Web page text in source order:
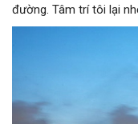
đường. Tâm trí tôi lại
ánh sáng vẫn còn chút
chút háo hức mong
tưởng chừng như rất